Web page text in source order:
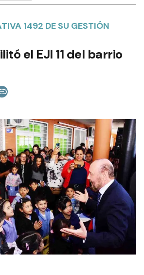
1492 DE SU GESTIÓN
el EJI 11 del barrio